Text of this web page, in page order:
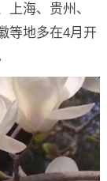
海、贵州、
等地多在4月开